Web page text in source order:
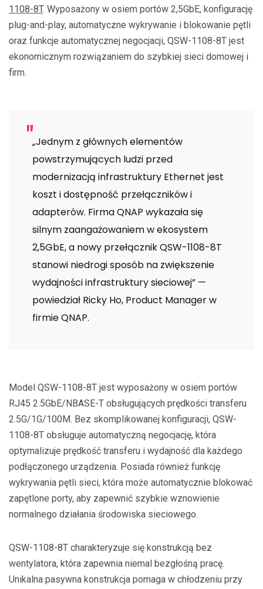
1108-8T. Wyposażony w osiem portów 2,5GbE, konfigurację
plug-and-play, automatyczne wykrywanie i blokowanie pętli
oraz funkcje automatycznej negocjacji, QSW-1108-8T jest
ekonomicznym rozwiązaniem do szybkiej sieci domowej i
firm.
„Jednym z głównych elementów
powstrzymujących ludzi przed
modernizacją infrastruktury Ethernet jest
koszt i dostępność przełączników i
adapterów. Firma QNAP wykazała się
silnym zaangażowaniem w ekosystem
2,5GbE, a nowy przełącznik QSW-1108-8T
stanowi niedrogi sposób na zwiększenie
wydajności infrastruktury sieciowej” —
powiedział Ricky Ho, Product Manager w
firmie QNAP.
Model QSW-1108-8T jest wyposażony w osiem portów
RJ45 2.5GbE/NBASE-T obsługujących prędkości transferu
2.5G/1G/100M. Bez skomplikowanej konfiguracji, QSW-
1108-8T obsługuje automatyczną negocjację, która
optymalizuje prędkość transferu i wydajność dla każdego
podłączonego urządzenia. Posiada również funkcję
wykrywania pętli sieci, która może automatycznie blokować
zapętlone porty, aby zapewnić szybkie wznowienie
normalnego działania środowiska sieciowego.
QSW-1108-8T charakteryzuje się konstrukcją bez
wentylatora, która zapewnia niemal bezgłośną pracę.
Unikalna pasywna konstrukcja pomaga w chłodzeniu przy